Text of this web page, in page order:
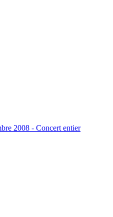
2008 - Concert entier